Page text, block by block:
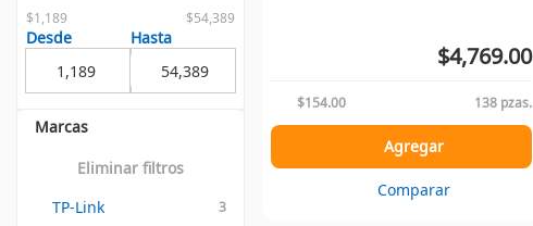
$1,189 $54,389
Desde Hasta
Marcas
Eliminar filtros
TP-Link
3
$4,769.00
$154.00 138 pzas.
Agregar
Comparar